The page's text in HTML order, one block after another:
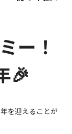
ー！
🎉
を迎えることが